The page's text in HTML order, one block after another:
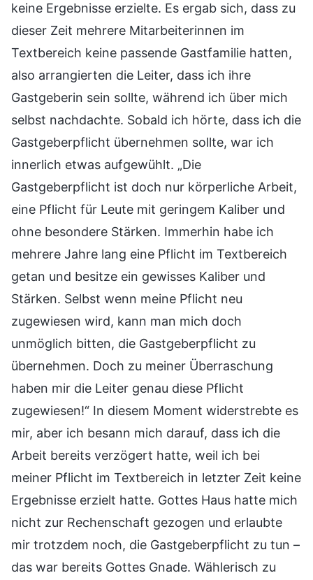
keine Ergebnisse erzielte. Es ergab sich, dass zu
dieser Zeit mehrere Mitarbeiterinnen im
Textbereich keine passende Gastfamilie hatten,
also arrangierten die Leiter, dass ich ihre
Gastgeberin sein sollte, während ich über mich
selbst nachdachte. Sobald ich hörte, dass ich die
Gastgeberpflicht übernehmen sollte, war ich
innerlich etwas aufgewühlt. „Die
Gastgeberpflicht ist doch nur körperliche Arbeit,
eine Pflicht für Leute mit geringem Kaliber und
ohne besondere Stärken. Immerhin habe ich
mehrere Jahre lang eine Pflicht im Textbereich
getan und besitze ein gewisses Kaliber und
Stärken. Selbst wenn meine Pflicht neu
zugewiesen wird, kann man mich doch
unmöglich bitten, die Gastgeberpflicht zu
übernehmen. Doch zu meiner Überraschung
haben mir die Leiter genau diese Pflicht
zugewiesen!“ In diesem Moment widerstrebte es
mir, aber ich besann mich darauf, dass ich die
Arbeit bereits verzögert hatte, weil ich bei
meiner Pflicht im Textbereich in letzter Zeit keine
Ergebnisse erzielt hatte. Gottes Haus hatte mich
nicht zur Rechenschaft gezogen und erlaubte
mir trotzdem noch, die Gastgeberpflicht zu tun –
das war bereits Gottes Gnade. Wählerisch zu